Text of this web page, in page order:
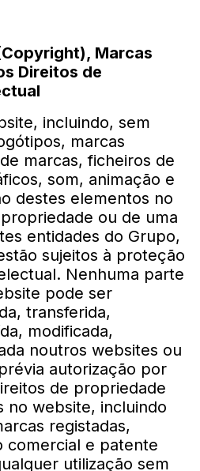
Marcas
Direitos de
incluindo, sem
marcas
marcas, ficheiros de
som, animação e
destes elementos no
ou de uma
entidades do Grupo,
sujeitos à proteção
Nenhuma parte
pode ser
transferida,
modificada,
noutros websites ou
autorização por
de propriedade
no website, incluindo
registadas,
comercial e patente
utilização sem